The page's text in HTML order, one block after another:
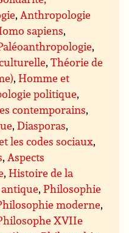
, Anthropologie
sapiens,
,
,Théorie de
,Homme et
politique,
contemporains,
,Diasporas,
les codes sociaux,
, Aspects
,Histoire de la
,Philosophie
moderne,
XVIIe